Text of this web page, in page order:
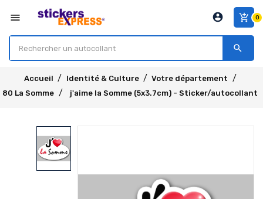
menu add_shopping_cart 0
account_circle
search
Accueil Identité & Culture
Votre département
80 La Somme
j'aime la Somme (5x3.7cm) - Sticker/autocollant